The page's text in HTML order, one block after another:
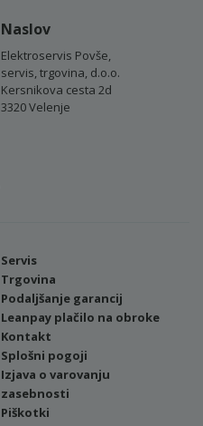
Naslov
Elektroservis Povše,
servis, trgovina, d.o.o.
Kersnikova cesta 2d
3320 Velenje
Servis
Trgovina
Podaljšanje garancij
Leanpay plačilo na obroke
Kontakt
Splošni pogoji
Izjava o varovanju
zasebnosti
Piškotki